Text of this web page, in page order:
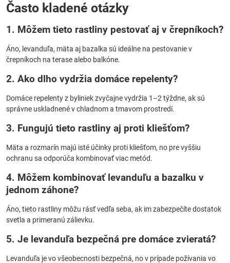
Často kladené otázky
1. Môžem tieto rastliny pestovať aj v črepníkoch?
Áno, levanduľa, mäta aj bazalka sú ideálne na pestovanie v
črepníkoch na terase alebo balkóne.
2. Ako dlho vydržia domáce repelenty?
Domáce repelenty z byliniek zvyčajne vydržia 1–2 týždne, ak sú
správne uskladnené v chladnom a tmavom prostredí.
3. Fungujú tieto rastliny aj proti kliešťom?
Mäta a rozmarín majú isté účinky proti kliešťom, no pre vyššiu
ochranu sa odporúča kombinovať viac metód.
4. Môžem kombinovať levanduľu a bazalku v
jednom záhone?
Áno, tieto rastliny môžu rásť vedľa seba, ak im zabezpečíte dostatok
svetla a primeranú zálievku.
5. Je levanduľa bezpečná pre domáce zvieratá?
Levanduľa je vo všeobecnosti bezpečná, no v prípade požívania vo